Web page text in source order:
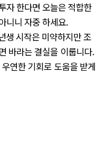
자 한다면 오늘은 적합한
니니 자중 하세요.
생 시작은 미약하지만 조
바라는 결실을 이룹니다.
연한 기회로 도움을 받게